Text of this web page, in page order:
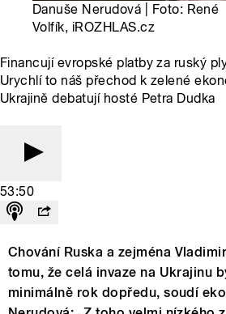
Danuše Nerudová | Foto: René
Volfík, iROZHLAS.cz
Financují evropské platby za ruský
Urychlí to náš přechod k zelené
Ukrajině debatují hosté Petra Dudka
53:50
Chování Ruska a zejména
tomu, že celá invaze na Ukrajinu
minimálně rok dopředu, soudí